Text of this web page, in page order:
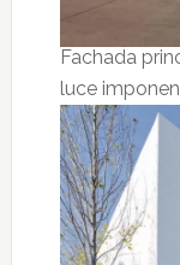
Fachada
luce